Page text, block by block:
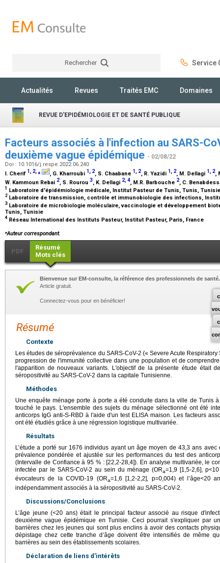
Rechercher Service
Actualités Revues Traités EMC Domaines
REVUE D'EPIDÉMIOLOGIE ET DE SANTÉ PUBLIQUE
Facteurs associés à l'infection au SARS-
deuxième vague épidémique - 02/08/22
Doi : 10.1016/j.respe.2022.06.240
I. Cherif 1, 2,⁎ , G. Kharroubi 1, 2, S. Chaabane 1, 2, R. Yazidi 1, 2, M. Dellagi 1, 2,
W. Kammoun Rebai 2, S. Rourou 3, K. Dellagi 2 4, M.R. Barbouche 2, C.
1 Laboratoire d'épidémiologie médicale, Institut Pasteur de Tunis, Tunis,
2 Laboratoire de transmission, contrôle et immunobiologie des infections,
3 Laboratoire de microbiologie moléculaire, vaccinologie et développement
Tunis, Tunisie
4 Réseau International des Instituts Pasteur, Institut Pasteur, Paris, France
⁎Auteur correspondant.
PDF
Résumé
Mots clés
Bienvenue sur EM-consulte, la référence des professionnels de santé.
Article gratuit.
Connectez-vous pour en bénéficier!
Résumé
Contexte
Les études de séroprévalence du SARS-CoV-2 (« Severe Acute
progression de l'immunité collective dans une population et de
l'apparition de nouveaux variants. L'objectif de la présente étude était
séropositivité au SARS-CoV-2 dans la capitale Tunisienne.
Méthodes
Une enquête ménage porte à porte a été conduite dans la ville de Tunis
touché le pays. L'ensemble des sujets du ménage sélectionné ont été
anticorps IgG anti-S-RBD à l'aide d'un test ELISA maison. Les facteurs
ont été étudiés grâce à une régression logistique multivariée.
Résultats
L’étude a porté sur 1676 individus ayant un âge moyen de 43,3 ans
prévalence pondérée et ajustée sur les performances du test des
(Intervalle de Confiance à 95 % : [22,2-28,4]). En analyse multivariée, le
infectée par le SARS-CoV-2 au sein du ménage (ORa=1,9 [1,5-2,6],
évocateurs de la COVID-19 (ORa=1,6 [1,2-2,2], p=0,004) et l’âge<20
indépendamment associés à la séropositivité au SARS-CoV-2.
Discussions/Conclusions
L’âge jeune (<20 ans) était le principal facteur associé au risque
deuxième vague épidémique en Tunisie. Ceci pourrait s'expliquer par
barrières chez les jeunes qui sont plus enclins à avoir des contacts
dépistage chez cette tranche d’âge doivent être intensifiés de même
barrières au sein des établissements scolaires.
Déclaration de liens d'intérêts